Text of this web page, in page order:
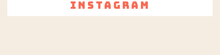
Instagram